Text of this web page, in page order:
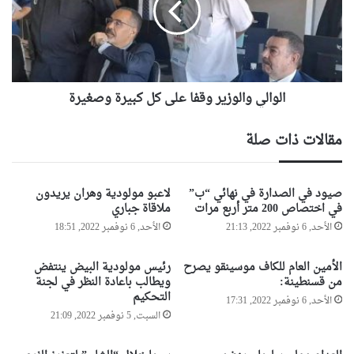
ن
ي
ة
ت
ع
ن
م
ع
د
ا
م
و
ل
ل
ل
ي
و
ا
ل
ر
و
ف
ا
ع
ى
ك
ل
ي
الوالي والوزير وقفا على كل كبيرة وصغيرة
مقالات ذات صلة
صيود في الصدارة في نهائي “ب”
في اختصاص 200 متر أربع مرات
الأحد, 6 نوفمبر 2022, 21:13
لاعبو مولودية وهران يريدون
ملاقاة جباري
الأحد, 6 نوفمبر 2022, 18:51
الأمين العام للكاف موسينقو يصرح
من قسنطينة:
الأحد, 6 نوفمبر 2022, 17:31
رئيس مولودية البيض ينتفض
ويطالب باعادة النظر في لجنة
التحكيم
السبت, 5 نوفمبر 2022, 21:09